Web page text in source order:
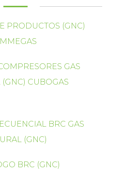
PRODUCTOS (GNC)
GAS
(GNC) CUBOGAS
BRC GAS
(GNC)
BRC (GNC)